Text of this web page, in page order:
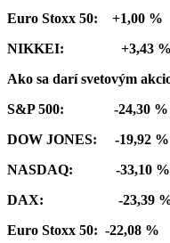
Euro Stoxx 50: +1,00 %
NIKKEI: +3,43 %
Ako sa darí svetovým
S&P 500: -24,30 %
DOW JONES: -19,92 %
NASDAQ: -33,10 %
DAX: -23,39
Euro Stoxx 50: -22,08 %